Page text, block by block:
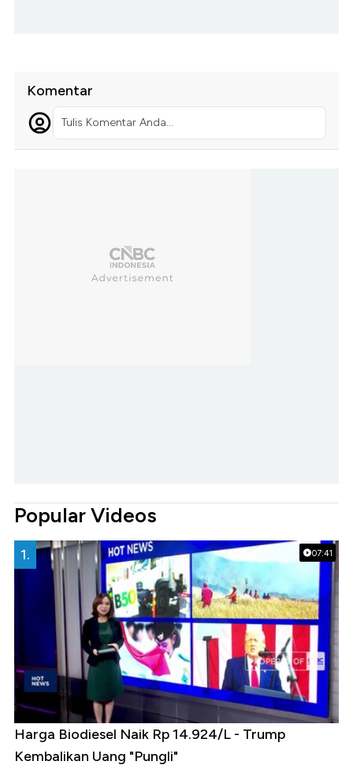
Komentar
Tulis Komentar Anda...
Popular Videos
07:41
1.
Harga Biodiesel Naik Rp 14.924/L - Trump
Kembalikan Uang "Pungli"